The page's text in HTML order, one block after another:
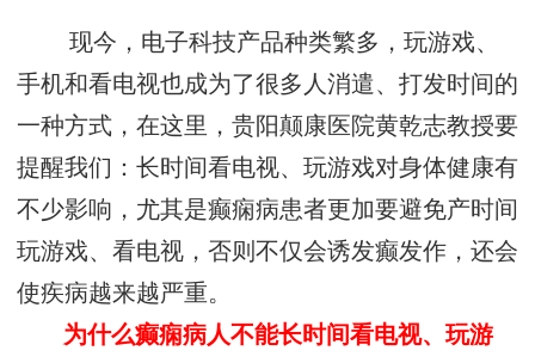
现今，电子科技产品种类繁多，玩游戏、
手机和看电视也成为了很多人消遣、打发时间的
一种方式，在这里，贵阳颠康医院黄乾志教授要
提醒我们：长时间看电视、玩游戏对身体健康有
不少影响，尤其是癫痫病患者更加要避免产时间
玩游戏、看电视，否则不仅会诱发癫发作，还会
使疾病越来越严重。
为什么癫痫病人不能长时间看电视、玩游